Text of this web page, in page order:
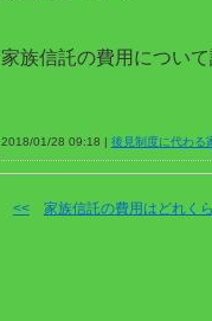
家族信託の費用につい
2018/01/28 09:18 | 後見制度に代わる
<< 家族信託の費用はどれく